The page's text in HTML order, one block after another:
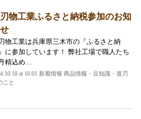
物工業ふるさと納税参加のお知
物工業は兵庫県三木市の『ふるさと納
に参加しています！ 弊社工場で職人たち
精込め…
at 16:01 新着情報 商品情報・豆知識・道刃
こと